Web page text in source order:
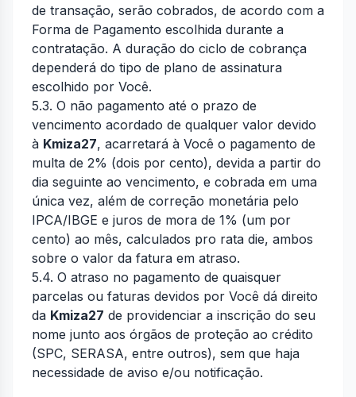
de transação, serão cobrados, de acordo com a
Forma de Pagamento escolhida durante a
contratação. A duração do ciclo de cobrança
dependerá do tipo de plano de assinatura
escolhido por Você.
5.3. O não pagamento até o prazo de
vencimento acordado de qualquer valor devido
à Kmiza27, acarretará à Você o pagamento de
multa de 2% (dois por cento), devida a partir do
dia seguinte ao vencimento, e cobrada em uma
única vez, além de correção monetária pelo
IPCA/IBGE e juros de mora de 1% (um por
cento) ao mês, calculados pro rata die, ambos
sobre o valor da fatura em atraso.
5.4. O atraso no pagamento de quaisquer
parcelas ou faturas devidos por Você dá direito
da Kmiza27 de providenciar a inscrição do seu
nome junto aos órgãos de proteção ao crédito
(SPC, SERASA, entre outros), sem que haja
necessidade de aviso e/ou notificação.